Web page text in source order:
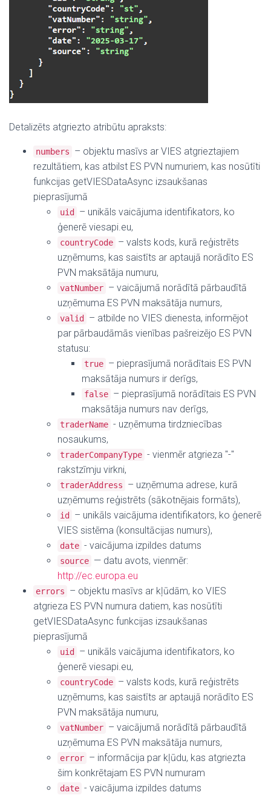
Detalizēts atgriezto atribūtu apraksts:
numbers
– objektu masīvs ar VIES atgrieztajiem
rezultātiem, kas atbilst ES PVN numuriem, kas nosūtīti
funkcijas getVIESDataAsync izsaukšanas
pieprasījumā
uid
– unikāls vaicājuma identifikators, ko
ģenerē viesapi.eu,
countryCode – valsts kods, kurā reģistrēts
uzņēmums, kas saistīts ar aptaujā norādīto ES
PVN maksātāja numuru,
vatNumber – vaicājumā norādītā pārbaudītā
uzņēmuma ES PVN maksātāja numurs,
valid
– atbilde no VIES dienesta, informējot
par pārbaudāmās vienības pašreizējo ES PVN
statusu:
true – pieprasījumā norādītais ES PVN
maksātāja numurs ir derīgs,
false – pieprasījumā norādītais ES PVN
maksātāja numurs nav derīgs,
traderName - uzņēmuma tirdzniecības
nosaukums,
traderCompanyType - vienmēr atgrieza "-"
rakstzīmju virkni,
traderAddress
– uzņēmuma adrese, kurā
uzņēmums reģistrēts (sākotnējais formāts),
id
– unikāls vaicājuma identifikators, ko ģenerē
VIES sistēma (konsultācijas numurs),
date - vaicājuma izpildes datums
source — datu avots, vienmēr:
http://ec.europa.eu
errors
– objektu masīvs ar kļūdām, ko VIES
atgrieza ES PVN numura datiem, kas nosūtīti
getVIESDataAsync funkcijas izsaukšanas
pieprasījumā
uid
– unikāls vaicājuma identifikators, ko
ģenerē viesapi.eu,
countryCode – valsts kods, kurā reģistrēts
uzņēmums, kas saistīts ar aptaujā norādīto ES
PVN maksātāja numuru,
vatNumber – vaicājumā norādītā pārbaudītā
uzņēmuma ES PVN maksātāja numurs,
error – informācija par kļūdu, kas atgriezta
šim konkrētajam ES PVN numuram
date - vaicājuma izpildes datums